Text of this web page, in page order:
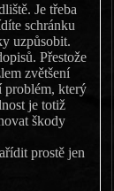
Je třeba
schránku
uzpůsobit.
Přestože
zvětšení
problém, který
je totiž
škody
prostě jen